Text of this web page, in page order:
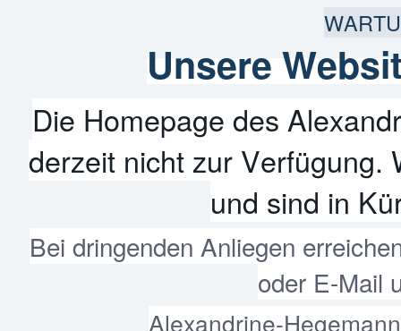
Unsere
Die Homepage des
derzeit nicht zur Verfügung.
und sind in
Bei dringenden Anliegen
oder E-Mail
Alexandrine-